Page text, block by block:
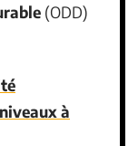
(ODD)
à